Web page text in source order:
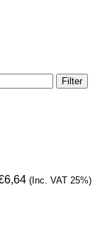
Filter
6,64 (Inc. VAT 25%)